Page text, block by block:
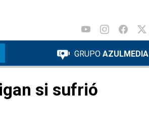
GRUPO AZULMEDIA
si sufrió